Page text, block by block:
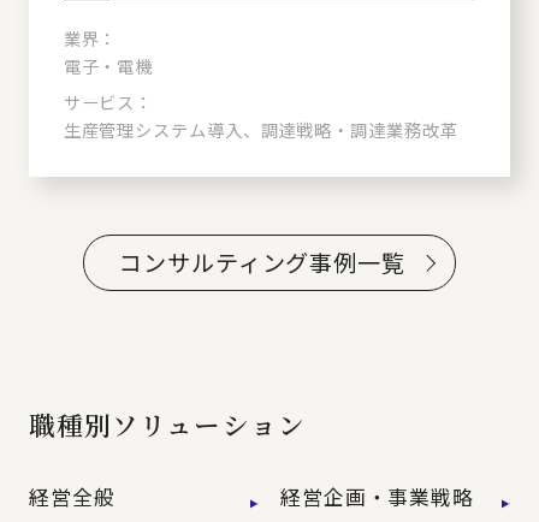
業界：
電子・電機
サービス：
生産管理システム導入、調達戦略・調達業務改革
コンサルティング事例一覧
職種別ソリューション
経営全般 経営企画・事業戦略